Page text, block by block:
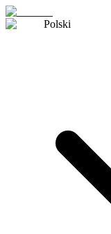
Polski